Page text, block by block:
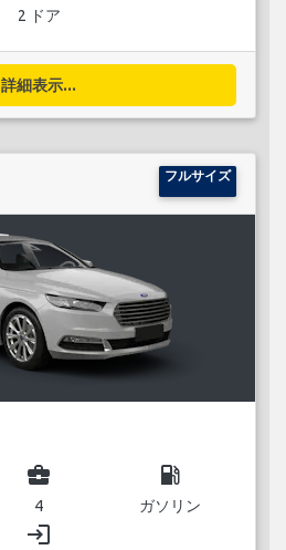
2 ドア
詳細表示...
フルサイズ
business_center
4
local_gas_station
ガソリン
login